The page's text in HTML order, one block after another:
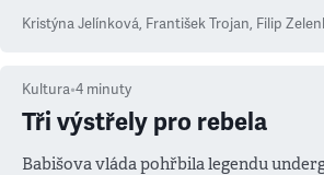
Kristýna Jelínková, František Trojan, Filip
Kultura•4 minuty
Tři výstřely pro rebela
Babišova vláda pohřbila legendu